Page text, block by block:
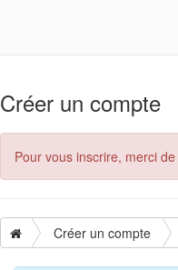
Créer un compte
Pour vous inscrire, merci
Créer un compte